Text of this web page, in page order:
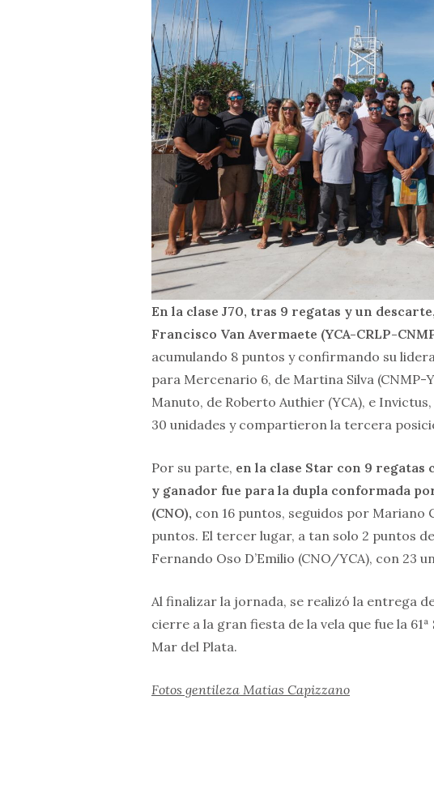
En la clase J70, tras 9 regatas y un
Francisco Van Avermaete (YCA-CRLP-
acumulando 8 puntos y confirmando su
para Mercenario 6, de Martina Silva (CNMP-
Manuto, de Roberto Authier (YCA), e
30 unidades y compartieron la tercera
Por su parte, en la clase Star con 9
y ganador fue para la dupla conformada
(CNO), con 16 puntos, seguidos por Mariano
puntos. El tercer lugar, a tan solo 2 puntos
Fernando Oso D’Emilio (CNO/YCA), con 23
Al finalizar la jornada, se realizó la entrega
cierre a la gran fiesta de la vela que fue la
Mar del Plata.
Fotos gentileza Matias Capizzano